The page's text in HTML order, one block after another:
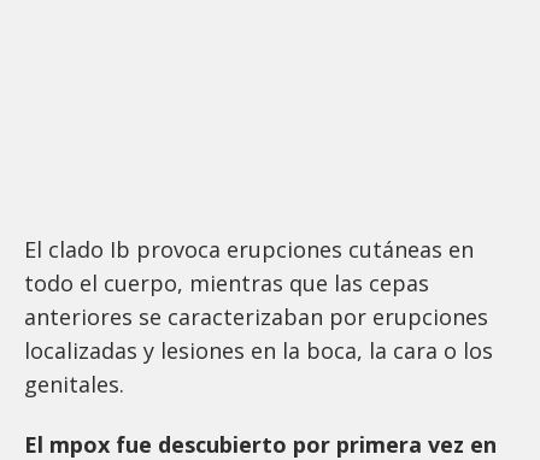
El clado Ib provoca erupciones cutáneas en
todo el cuerpo, mientras que las cepas
anteriores se caracterizaban por erupciones
localizadas y lesiones en la boca, la cara o los
genitales.
El mpox fue descubierto por primera vez en